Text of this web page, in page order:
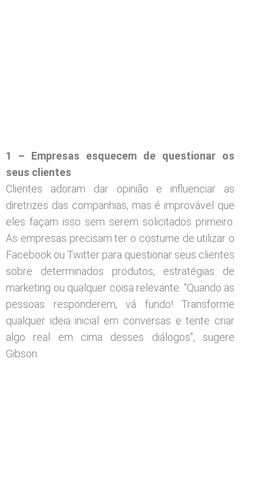
1 – Empresas esquecem de questionar os
seus clientes
Clientes adoram dar opinião e influenciar as
diretrizes das companhias, mas é improvável que
eles façam isso sem serem solicitados primeiro.
As empresas precisam ter o costume de utilizar o
Facebook ou Twitter para questionar seus clientes
sobre determinados produtos, estratégias de
marketing ou qualquer coisa relevante. “Quando as
pessoas responderem, vá fundo! Transforme
qualquer ideia inicial em conversas e tente criar
algo real em cima desses diálogos”, sugere
Gibson.